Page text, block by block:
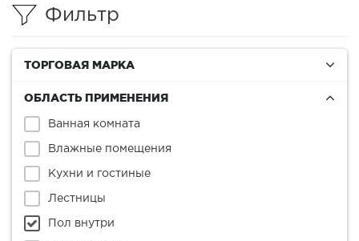
Фильтр
ТОРГОВАЯ МАРКА
ОБЛАСТЬ ПРИМЕНЕНИЯ
Ванная комната
Влажные помещения
Кухни и гостиные
Лестницы
Пол внутри